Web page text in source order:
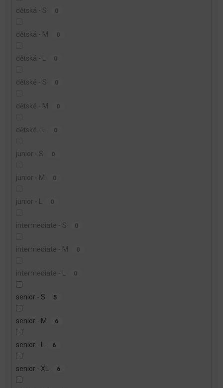
dětská - S 0
dětská - M 0
dětská - L 0
dětské - S 0
dětské - M 0
dětské - L 0
junior - S 0
junior - M 0
junior - L 0
intermediate - S 0
intermediate - M 0
intermediate - L 0
senior - S 5
senior - M 6
senior - L 6
senior - XL 6